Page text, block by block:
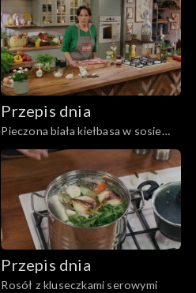
Przepis dnia
Pieczona biała kiełbasa w sosie
śmietanowym
Przepis dnia
Rosół z kluseczkami serowymi